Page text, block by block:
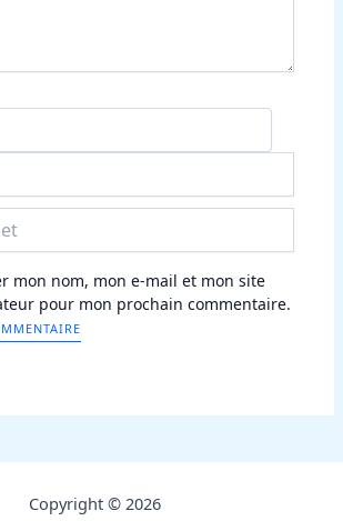
mon nom, mon e-mail et mon site
pour mon prochain commentaire.
Copyright © 2026